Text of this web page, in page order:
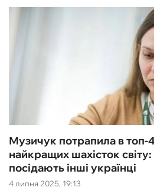
4 липня 2025, 19:13
Музичук потрапила в топ-
найкращих шахісток світу:
посідають інші українці